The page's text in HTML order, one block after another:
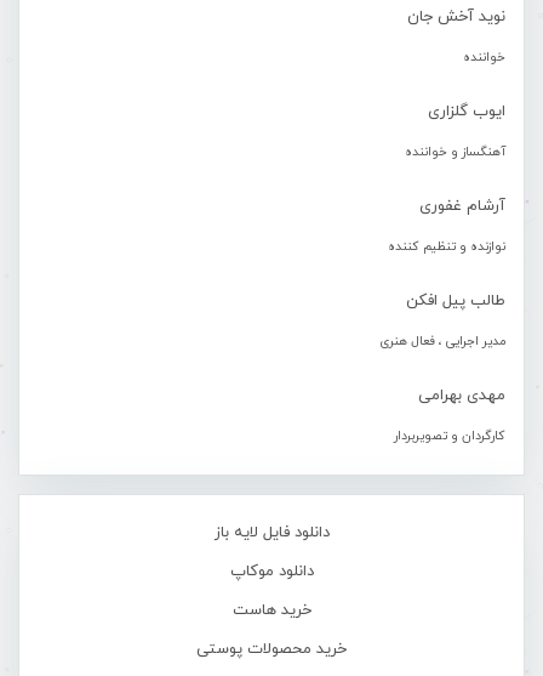
نوید آخش جان
خواننده
ایوب گلزاری
آهنگساز و خواننده
آرشام غفوری
نوازنده و تنظیم کننده
طالب پیل افکن
مدیر اجرایی ، فعال هنری
مهدی بهرامی
کارگردان و تصویربردار
دانلود فایل لایه باز
دانلود موکاپ
خرید هاست
خرید محصولات پوستی